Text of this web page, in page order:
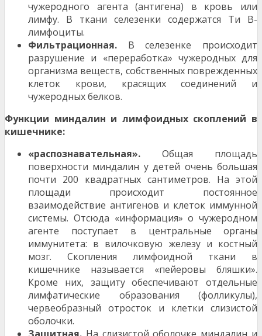
чужеродного агента (антигена) в кровь или
лимфу. В ткани селезенки содержатся Ти В-
лимфоциты.
Фильтрационная. В селезенке происходит
разру­шение и «переработка» чужеродных для
организма ве­ществ, собственных поврежденных
клеток крови, кра­сящих соединений и
чужеродных белков.
Функции миндалин и лимфоидных скоплений в
кишечнике:
«распознавательная». Общая площадь
поверхно­сти миндалин у детей очень большая
почти 200 ква­дратных сантиметров. На этой
площади происходит по­стоянное
взаимодействие антигенов и клеток иммун­ной
системы. Отсюда «информация» о чужеродном
агенте поступает в центральные органы
иммунитета: в вилочковую железу и костный
мозг. Скопления лимфо­идной ткани в
кишечнике называется «пейеровы бляш­ки».
Кроме них, защиту обеспечивают отдельные
лимфа­тические образования (фолликулы),
червеобразный от­росток и клетки слизистой
оболочки.